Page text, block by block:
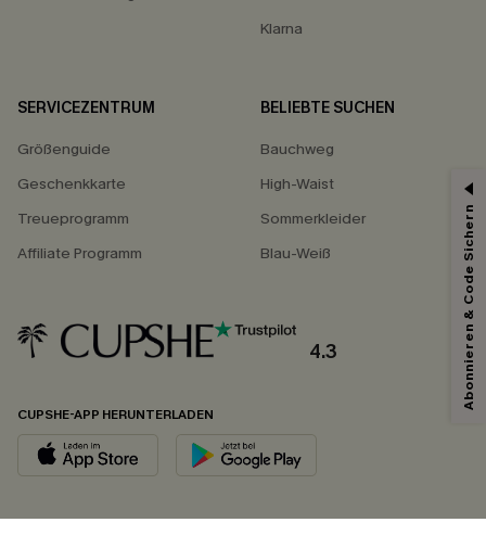
Klarna
SERVICEZENTRUM
Größenguide
Geschenkkarte
Treueprogramm
Affiliate Programm
BELIEBTE SUCHEN
Bauchweg
High-Waist
Sommerkleider
Blau-Weiß
4.3
CUPSHE-APP HERUNTERLADEN
Abonnieren & Code Sichern